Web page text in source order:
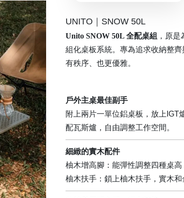
UNITO｜SNOW 50L
Unito SNOW 50L 全配桌組 ，原
組化桌板系統。專為追求收納整
有秩序、也更優雅。
戶外主桌最佳副手
附上兩片一單位鋁桌板，放上IGT
配瓦斯爐，自由調整工作空間。
細緻的實木配件
柚木增高腳：能彈性調整四種桌高
柚木扶手：鎖上柚木扶手，實木和